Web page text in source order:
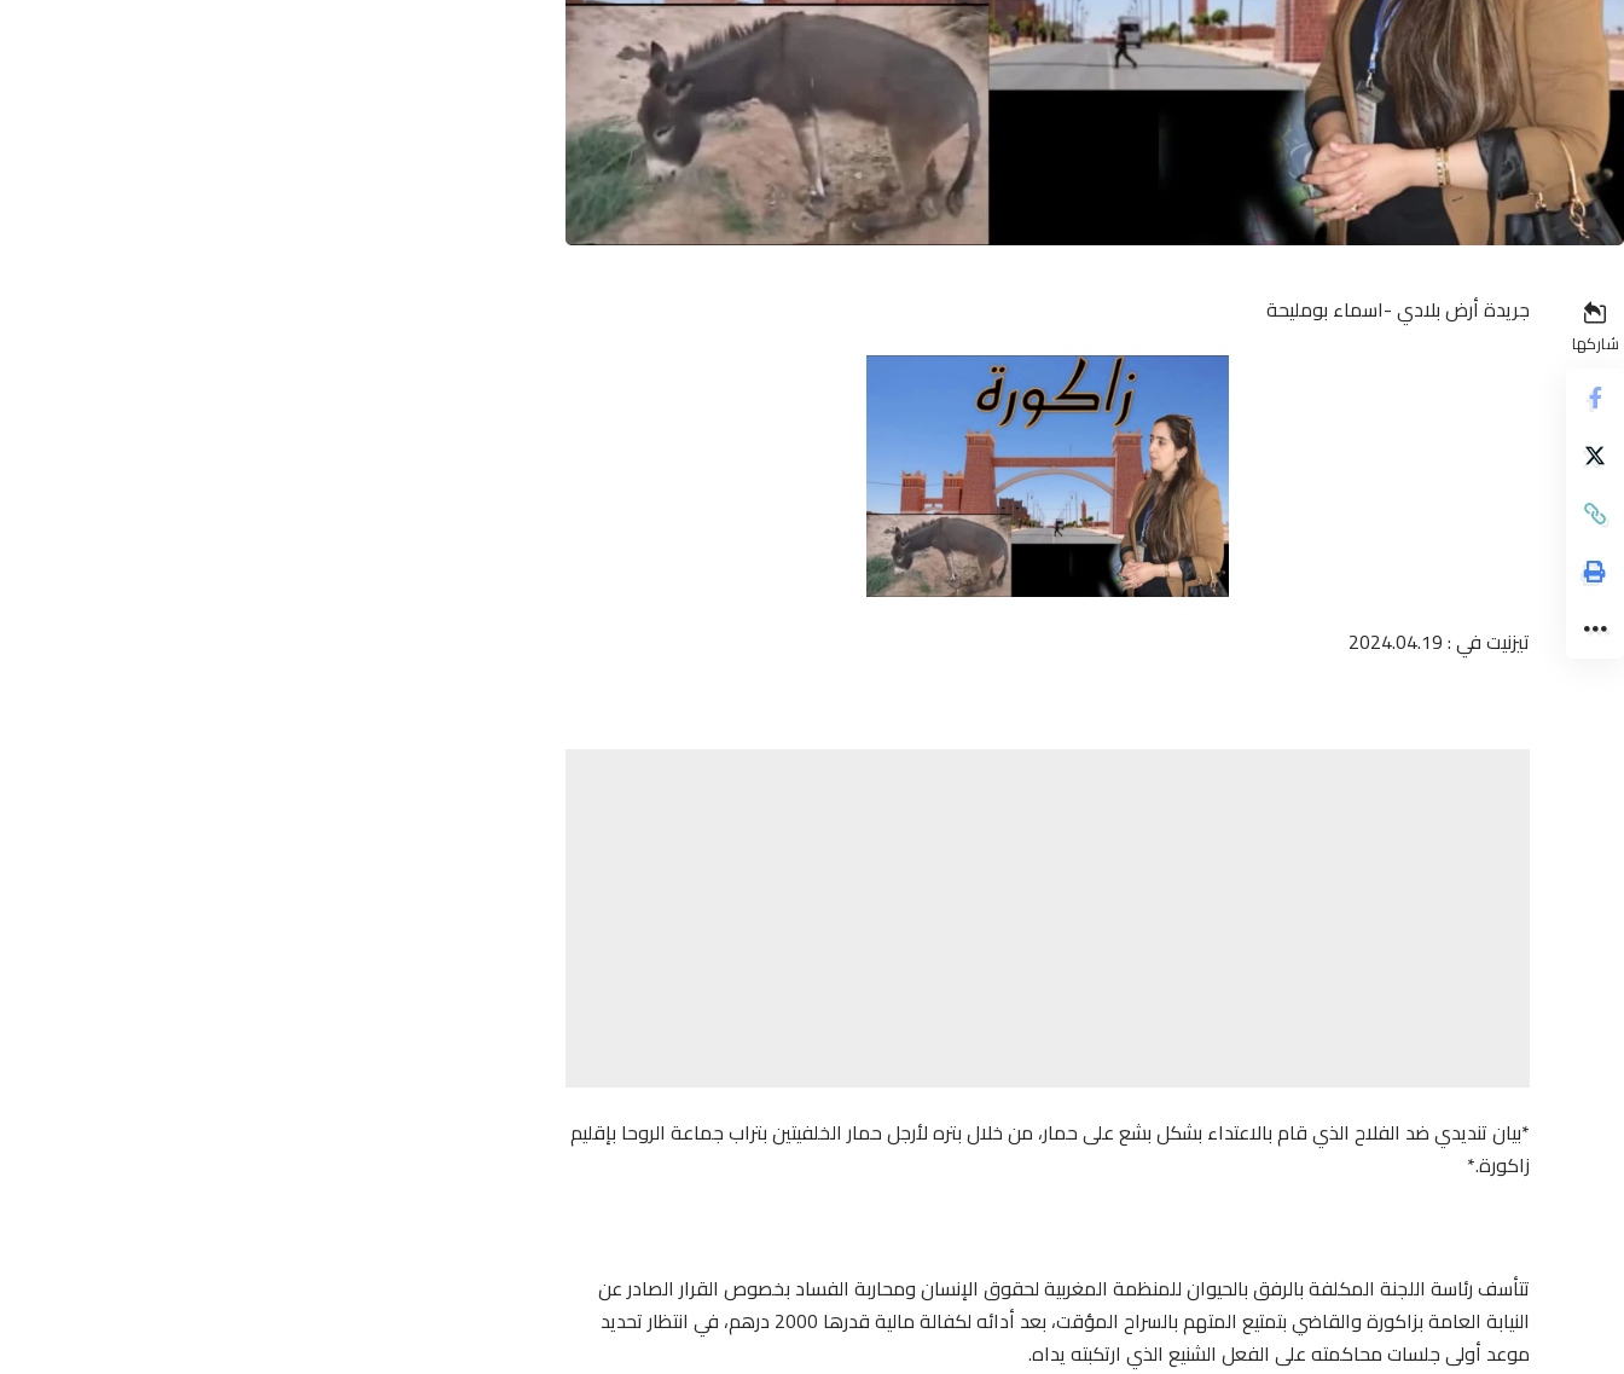
شاركها
جريدة أرض بلادي -اسماء بومليحة
تيزنيت في : 2024.04.19
*بيان تنديدي ضد الفلاح الذي قام بالاعتداء بشكل بشع على حمار، من خلال بتره لأرجل حمار الخلفيتين بتراب جماعة الروحا بإقليم
زاكورة.*
تتأسف رئاسة اللجنة المكلفة بالرفق بالحيوان للمنظمة المغربية لحقوق الإنسان ومحاربة الفساد بخصوص القرار الصادر عن
النيابة العامة بزاكورة والقاضي بتمتيع المتهم بالسراح المؤقت، بعد أدائه لكفالة مالية قدرها 2000 درهم، في انتظار تحديد
موعد أولى جلسات محاكمته على الفعل الشنيع الذي ارتكبته يداه.